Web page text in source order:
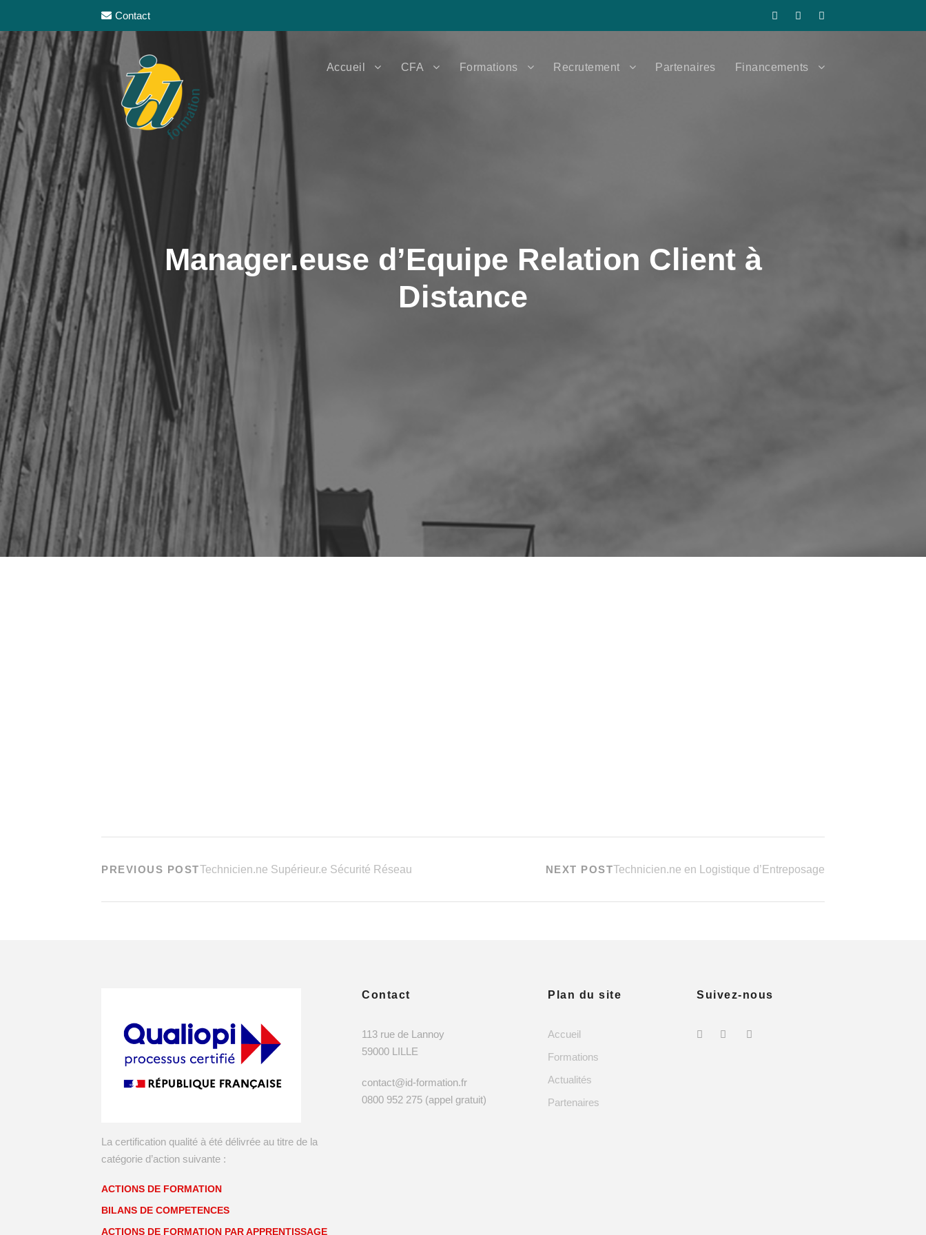
Contact
Accueil CFA Formations Recrutement Partenaires Financements
Manager.euse d’Equipe Relation Client à
Distance
PREVIOUS POSTTechnicien.ne Supérieur.e Sécurité Réseau NEXT POSTTechnicien.ne en Logistique d’Entreposage
La certification qualité à été délivrée au titre de la
catégorie d’action suivante :
ACTIONS DE FORMATION
BILANS DE COMPETENCES
ACTIONS DE FORMATION PAR APPRENTISSAGE
Contact
113 rue de Lannoy
59000 LILLE
contact@id-formation.fr
0800 952 275 (appel gratuit)
Plan du site
Accueil
Formations
Actualités
Partenaires
Suivez-nous